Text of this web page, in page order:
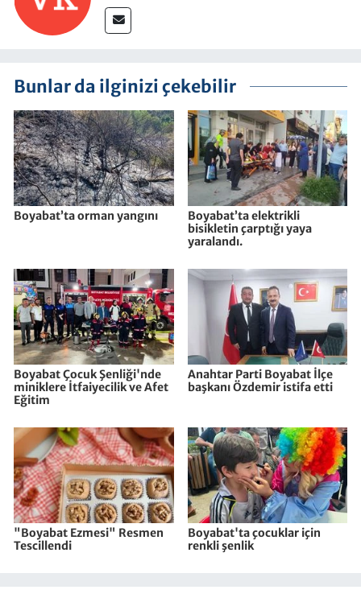
Bunlar da ilginizi çekebilir
Boyabat’ta orman yangını
Boyabat’ta elektrikli
bisikletin çarptığı yaya
yaralandı.
Boyabat Çocuk Şenliği'nde
miniklere İtfaiyecilik ve Afet
Eğitim
Anahtar Parti Boyabat İlçe
başkanı Özdemir istifa etti
"Boyabat Ezmesi" Resmen
Tescillendi
Boyabat'ta çocuklar için
renkli şenlik